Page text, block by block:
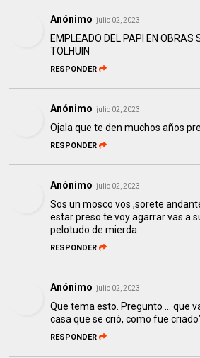
Anónimo julio 02, 2023
EMPLEADO DEL PAPI EN OBRAS
TOLHUIN
RESPONDER
Anónimo julio 02, 2023
Ojala que te den muchos años
RESPONDER
Anónimo julio 02, 2023
Sos un mosco vos ,sorete
estar preso te voy agarrar vas a
pelotudo de mierda
RESPONDER
Anónimo julio 02, 2023
Que tema esto. Pregunto ... que
casa que se crió, como fue
RESPONDER